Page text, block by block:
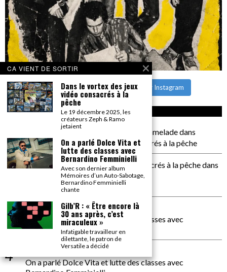
CHARGER PLUS Suivre sur Instagram
CA COMMENTE SEC
il a pas de genoux Messi comme P comeladedans
Dans le vortex des jeux vidéo consacrés à la pêche
Dans le vortex des jeux vidéos consacrés à la pêchedans
PACÔME THIELLEMENT
La séance d’Hip Gnose
La Patrie
dans
On a parlé Dolce Vita et lutte des classes avec
Bernardino Femminielli
carte noire negra à l'o tiede
On a parlé Dolce Vita et lutte des classes avec
CA VIENT DE SORTIR
Dans le vortex des jeux
vidéo consacrés à la
pêche
Le 19 décembre 2025, les
créateurs Zeph & Ramo
jetaient
On a parlé Dolce Vita et
lutte des classes avec
Bernardino Femminielli
Avec son dernier album
Mémoires d’un Auto-Sabotage,
Bernardino Femminielli
chante
Gilb’R : « Être encore là
30 ans après, c’est
miraculeux »
Infatigable travailleur en
dilettante, le patron de
Versatile a décidé